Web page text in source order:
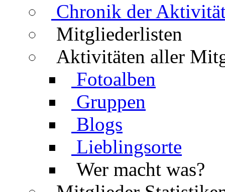
Chronik der
Mitgliederlisten
Aktivitäten aller
Fotoalben
Gruppen
Blogs
Lieblingsorte
Wer macht was?